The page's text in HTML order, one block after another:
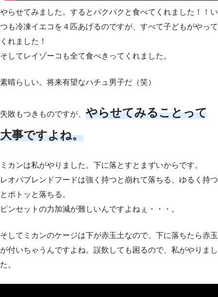
やらせてみました。するとパクパクと食べてくれました！！い
つも冷凍イエコを４匹あげるのですが、すべて子どもがやって
くれました！
そしてレイゾーコも全て食べきってくれました。
素晴らしい。将来有望なハチュ男子だ（笑）
失敗もつきものですが、 やらせてみることって
大事ですよね。
ミカンは私がやりました。下に落とすとまずいからです。
レオパブレンドフードは強く持つと崩れて落ちる、ゆるく持つ
とポトッと落ちる。
ピンセットの力加減が難しいんですよねぇ・・・。
そしてミカンのケージは下が赤玉土なので、下に落ちたら赤玉
が付いちゃうんですよね。誤飲しても困るので、私がやりまし
た。